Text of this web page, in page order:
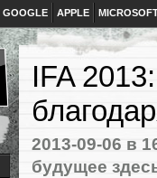
GOOGLE APPLE
IFA
2013-09-06 в
будущее